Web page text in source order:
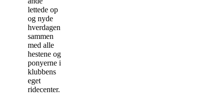
lettede op
og nyde
hverdagen
sammen
med alle
hestene og
ponyerne i
klubbens
eget
ridecenter.